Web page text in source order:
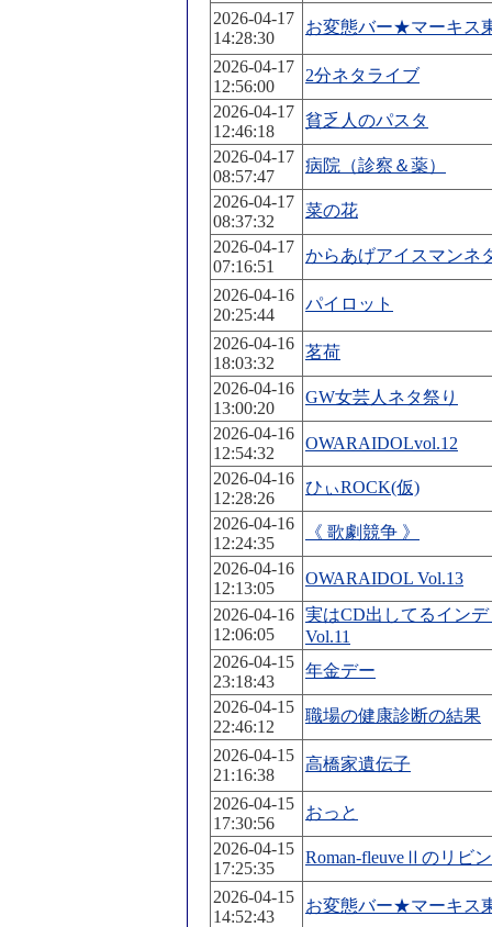
2026-04-17
14:28:30
お変態バー★マーキス
2026-04-17
12:56:00
2分ネタライブ
2026-04-17
12:46:18
貧乏人のパスタ
2026-04-17
08:57:47
病院（診察＆薬）
2026-04-17
08:37:32
菜の花
2026-04-17
07:16:51
からあげアイスマンネ
2026-04-16
20:25:44
パイロット
2026-04-16
18:03:32
茗荷
2026-04-16
13:00:20
GW女芸人ネタ祭り
2026-04-16
12:54:32
OWARAIDOLvol.12
2026-04-16
12:28:26
ひぃROCK(仮)
2026-04-16
12:24:35
《 歌劇競争 》
2026-04-16
12:13:05
OWARAIDOL Vol.13
2026-04-16
12:06:05
実はCD出してるイン
Vol.11
2026-04-15
23:18:43
年金デー
2026-04-15
22:46:12
職場の健康診断の結果
2026-04-15
21:16:38
高橋家遺伝子
2026-04-15
17:30:56
おっと
2026-04-15
17:25:35
Roman-fleuveⅡのリビ
2026-04-15
14:52:43
お変態バー★マーキス